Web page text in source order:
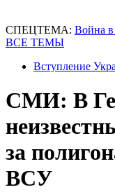
СПЕЦТЕМА: Война
ВСЕ ТЕМЫ
Вступление
СМИ: В
за
ВСУ